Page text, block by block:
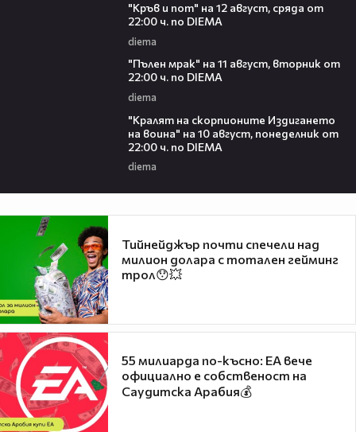
"Кръв и пот" на 12 август, сряда от
22:00 ч. по DIEMA
diema
"Пълен мрак" на 11 август, вторник от
22:00 ч. по DIEMA
diema
"Кралят на скорпионите Издигането
на воина" на 10 август, понеделник от
22:00 ч. по DIEMA
diema
Тийнейджър почти спечели над
милион долара с тотален гейминг
трол😯💥
55 милиарда по-късно: EA вече
официално е собственост на
Саудитска Арабия💰